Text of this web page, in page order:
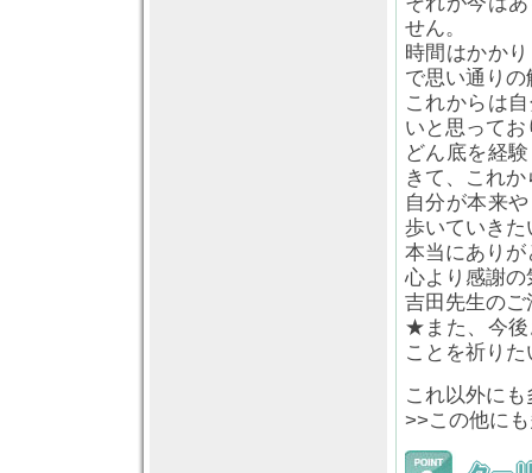
せん。
時間はかか
で思い通り
これからは
いと思ってお
どん底を経
きて、これ
自分が本来
歩いていき
本当にあり
心より感謝
吉田先生の
★また、今後
ことを祈り
これ以外に
>>この他に